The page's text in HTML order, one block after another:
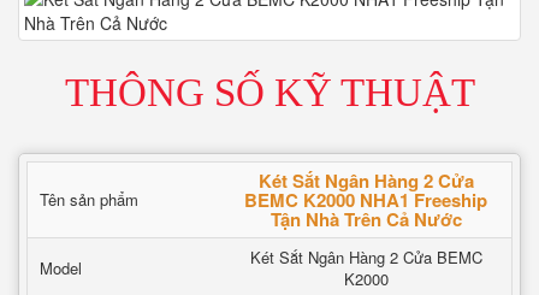
THÔNG SỐ KỸ THUẬT
Tên sản phẩm
Két Sắt Ngân Hàng 2 Cửa
BEMC K2000 NHA1 Freeship
Tận Nhà Trên Cả Nước
Model
Két Sắt Ngân Hàng 2 Cửa BEMC
K2000